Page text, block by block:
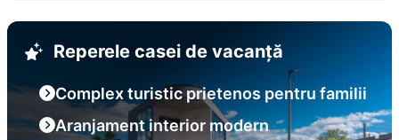
Reperele casei de vacanță
Complex turistic prietenos pentru familii
Aranjament interior modern